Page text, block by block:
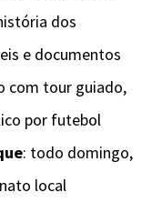
dos
e documentos
com tour guiado,
por futebol
: todo domingo,
local